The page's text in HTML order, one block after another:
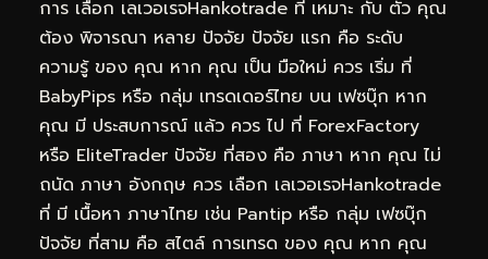
การ เลือก เลเวอเรจHankotrade ที่ เหมาะ กับ ตัว คุณ
ต้อง พิจารณา หลาย ปัจจัย ปัจจัย แรก คือ ระดับ
ความรู้ ของ คุณ หาก คุณ เป็น มือใหม่ ควร เริ่ม ที่
BabyPips หรือ กลุ่ม เทรดเดอร์ไทย บน เฟซบุ๊ก หาก
คุณ มี ประสบการณ์ แล้ว ควร ไป ที่ ForexFactory
หรือ EliteTrader ปัจจัย ที่สอง คือ ภาษา หาก คุณ ไม่
ถนัด ภาษา อังกฤษ ควร เลือก เลเวอเรจHankotrade
ที่ มี เนื้อหา ภาษาไทย เช่น Pantip หรือ กลุ่ม เฟซบุ๊ก
ปัจจัย ที่สาม คือ สไตล์ การเทรด ของ คุณ หาก คุณ